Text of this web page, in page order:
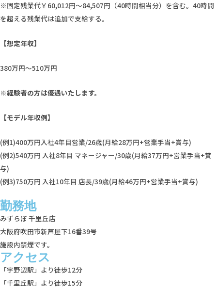
※固定残業代￥60,012円～84,507円（40時間相当分）を含む。40時間
を超える残業代は追加で支給する。
【想定年収】
380万円～510万円
※経験者の方は優遇いたします。
【モデル年収例】
(例1)400万円入社4年目営業/26歳(月給28万円+営業手当+賞与)
(例2)540万円 入社8年目 マネージャー/30歳(月給37万円+営業手当+賞
与)
(例3)750万円 入社10年目 店長/39歳(月給46万円+営業手当+賞与)
勤務地
みずらぼ 千里丘店
大阪府吹田市新芦屋下16番39号
施設内禁煙です。
アクセス
「宇野辺駅」より徒歩12分
「千里丘駅」より徒歩15分